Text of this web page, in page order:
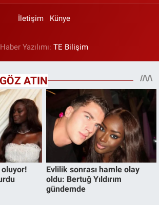
İletişim Künye
Haber Yazılımı: TE Bilişim